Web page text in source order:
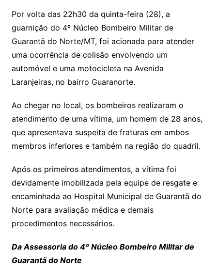
Por volta das 22h30 da quinta-feira (28), a
guarnição do 4º Núcleo Bombeiro Militar de
Guarantã do Norte/MT, foi acionada para atender
uma ocorrência de colisão envolvendo um
automóvel e uma motocicleta na Avenida
Laranjeiras, no bairro Guaranorte.
Ao chegar no local, os bombeiros realizaram o
atendimento de uma vítima, um homem de 28 anos,
que apresentava suspeita de fraturas em ambos
membros inferiores e também na região do quadril.
Após os primeiros atendimentos, a vítima foi
devidamente imobilizada pela equipe de resgate e
encaminhada ao Hospital Municipal de Guarantã do
Norte para avaliação médica e demais
procedimentos necessários.
Da Assessoria do 4º Núcleo Bombeiro Militar de
Guarantã do Norte